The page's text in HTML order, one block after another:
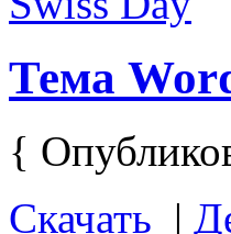
Тема
{
Скачать |